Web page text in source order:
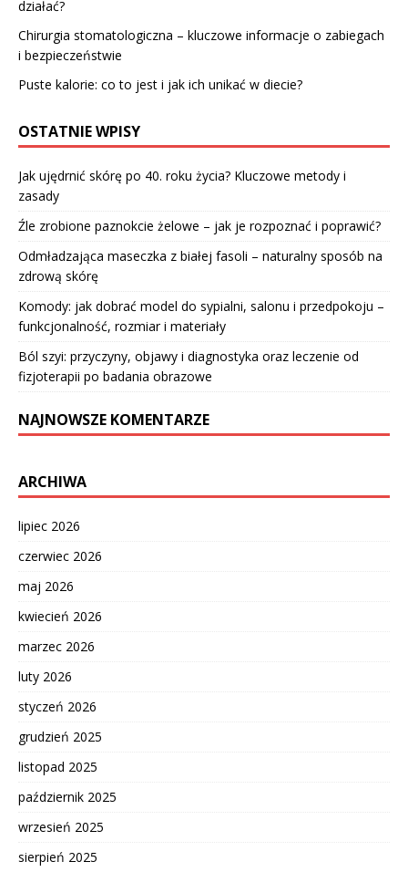
działać?
Chirurgia stomatologiczna – kluczowe informacje o zabiegach
i bezpieczeństwie
Puste kalorie: co to jest i jak ich unikać w diecie?
OSTATNIE WPISY
Jak ujędrnić skórę po 40. roku życia? Kluczowe metody i
zasady
Źle zrobione paznokcie żelowe – jak je rozpoznać i poprawić?
Odmładzająca maseczka z białej fasoli – naturalny sposób na
zdrową skórę
Komody: jak dobrać model do sypialni, salonu i przedpokoju –
funkcjonalność, rozmiar i materiały
Ból szyi: przyczyny, objawy i diagnostyka oraz leczenie od
fizjoterapii po badania obrazowe
NAJNOWSZE KOMENTARZE
ARCHIWA
lipiec 2026
czerwiec 2026
maj 2026
kwiecień 2026
marzec 2026
luty 2026
styczeń 2026
grudzień 2025
listopad 2025
październik 2025
wrzesień 2025
sierpień 2025